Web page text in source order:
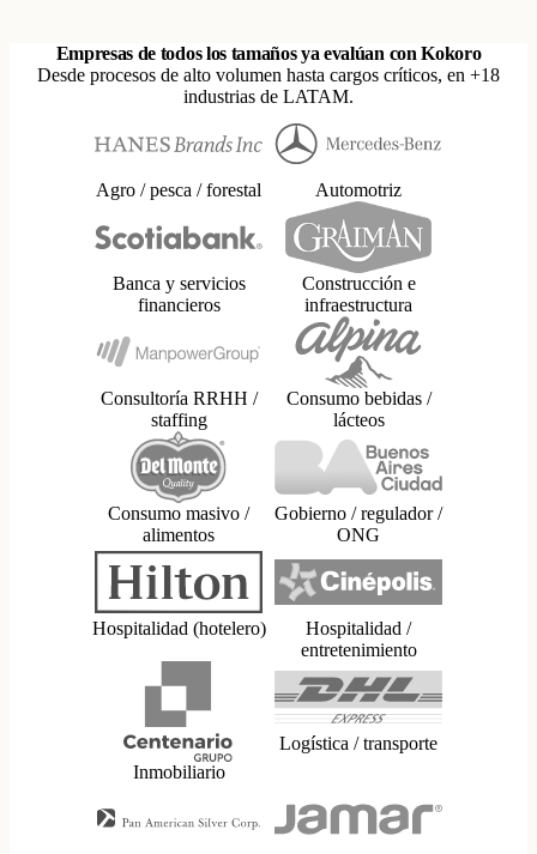
Empresas de todos los tamaños ya evalúan con Kokoro
Desde procesos de alto volumen hasta cargos críticos, en +18
industrias de LATAM.
Agro / pesca / forestal Automotriz
Banca y servicios
financieros
Construcción e
infraestructura
Consultoría RRHH /
staffing
Consumo bebidas /
lácteos
Consumo masivo /
alimentos
Gobierno / regulador /
ONG
Hospitalidad (hotelero)
Hospitalidad /
entretenimiento
Inmobiliario
Logística / transporte